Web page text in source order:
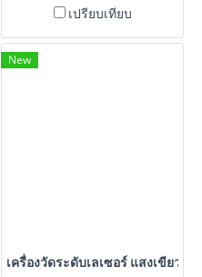
เปรียบเทียบ
เหล็ก BOSCH รุ่น
New
เครื่องวัดระดับเลเซอร์ แสงเขียว 12